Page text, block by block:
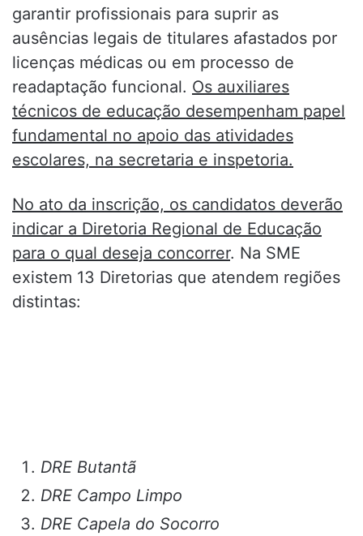
garantir profissionais para suprir as
ausências legais de titulares afastados por
licenças médicas ou em processo de
readaptação funcional. Os auxiliares
técnicos de educação desempenham papel
fundamental no apoio das atividades
escolares, na secretaria e inspetoria.
No ato da inscrição, os candidatos deverão
indicar a Diretoria Regional de Educação
para o qual deseja concorrer. Na SME
existem 13 Diretorias que atendem regiões
distintas:
DRE Butantã
DRE Campo Limpo
DRE Capela do Socorro